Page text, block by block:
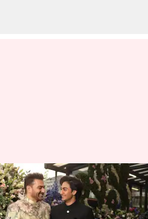
और मलाइका अरोड़ा
कब करेंगे बॉलीवुड में
बताया